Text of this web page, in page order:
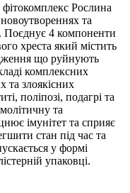
Рослина
та
Поєднує 4 компоненти
хреста який містить
що руйнують
комплексних
та злоякісних
поліпозі, подагрі та
та
імунітет та сприяє
стан під час та
у формі
упаковці.